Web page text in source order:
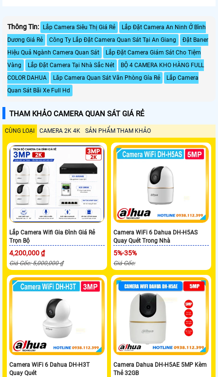
Thông Tin: Lắp Camera Siêu Thị Giá Rẻ
Lắp Đặt Camera An Ninh Ở Bình
Dương Giá Rẻ
Công Ty Lắp Đặt Camera Quan Sát Tại An Giang
Đặt Baner
Hiệu Quả Ngành Camera Quan Sát
Lắp Đặt Camera Giám Sát Cho Tiệm
Vàng
Lắp Đặt Camera Tại Nhà Sắc Nét
BỘ 4 CAMERA KHO HÀNG FULL
COLOR DAHUA
Lăp Camera Quan Sát Văn Phòng Gía Rẻ
Lắp Camera
Quan Sát Bãi Xe Full Hd
THAM KHẢO CAMERA QUAN SÁT GIÁ RẺ
CÙNG LOẠI CAMERA 2K 4K SẢN PHẨM THAM KHẢO
Lắp Camera Wifi Gia Đình Giá Rẻ
Trọn Bộ
4,200,000 ₫
Giá Gốc: 5,000,000 ₫
Camera WiFi 6 Dahua DH-H5AS
Quay Quét Trong Nhà
5%-35%
Giá Gốc:
Camera WiFi 6 Dahua DH-H3T
Quay Quét
Camera Dahua DH-H5AE 5MP Kèm
Thẻ 32GB